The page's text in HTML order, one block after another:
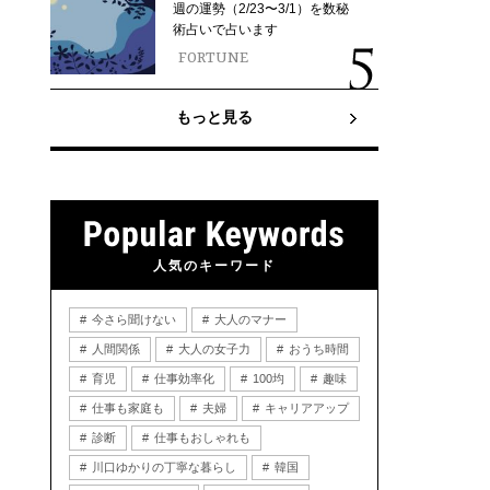
週の運勢（2/23〜3/1）を数秘
術占いで占います
FORTUNE
もっと見る
人気のキーワード
今さら聞けない 大人のマナー
人間関係 大人の女子力 おうち時間
育児 仕事効率化 100均 趣味
仕事も家庭も 夫婦 キャリアアップ
診断 仕事もおしゃれも
川口ゆかりの丁寧な暮らし 韓国